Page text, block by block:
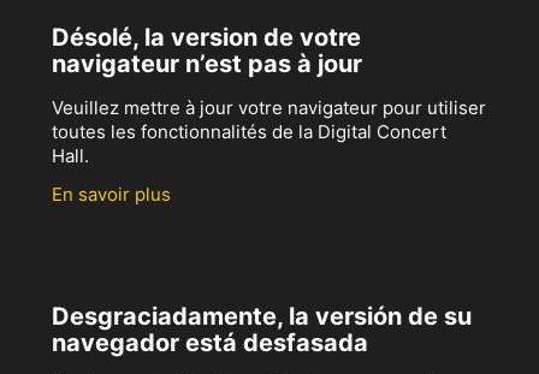
Désolé, la version de votre
navigateur n’est pas à jour
Veuillez mettre à jour votre navigateur pour utiliser
toutes les fonctionnalités de la Digital Concert
Hall.
En savoir plus
Desgraciadamente, la versión de su
navegador está desfasada